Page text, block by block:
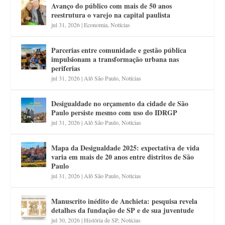
Avanço do público com mais de 50 anos
reestrutura o varejo na capital paulista
jul 31, 2026|Economia ,Notícias
Parcerias entre comunidade e gestão pública
impulsionam a transformação urbana nas
periferias
jul 31, 2026| Alô São Paulo ,Notícias
Desigualdade no orçamento da cidade de São
Paulo persiste mesmo com uso do IDRGP
jul 31, 2026| Alô São Paulo ,Notícias
Mapa da Desigualdade 2025: expectativa de vida
varia em mais de 20 anos entre distritos de São
Paulo
jul 31, 2026| Alô São Paulo ,Notícias
Manuscrito inédito de Anchieta: pesquisa revela
detalhes da fundação de SP e de sua juventude
jul 30, 2026|História de SP,Notícias